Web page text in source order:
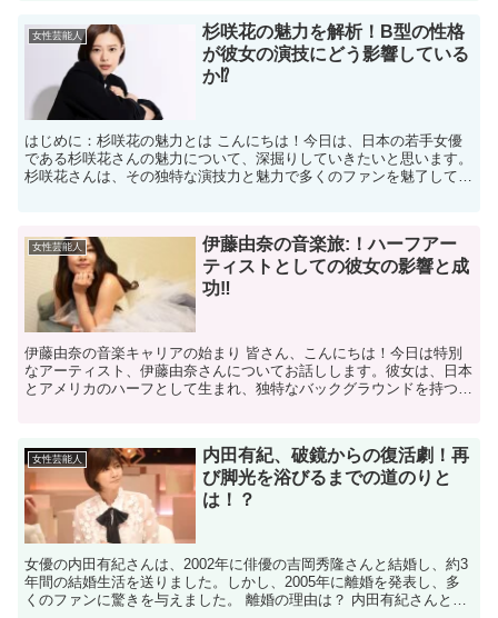
女性芸能人
杉咲花の魅力を解析！B型の性格
が彼女の演技にどう影響している
か⁉
はじめに：杉咲花の魅力とは こんにちは！今日は、日本の若手女優
である杉咲花さんの魅力について、深掘りしていきたいと思います。
杉咲花さんは、その独特な演技力と魅力で多くのファンを魅了してい
女性芸能人
伊藤由奈の音楽旅:！ハーフアー
ティストとしての彼女の影響と成
功‼
伊藤由奈の音楽キャリアの始まり 皆さん、こんにちは！今日は特別
なアーティスト、伊藤由奈さんについてお話しします。彼女は、日本
とアメリカのハーフとして生まれ、独特なバックグラウンドを持つ才
女性芸能人
内田有紀、破鏡からの復活劇！再
び脚光を浴びるまでの道のりと
は！？
女優の内田有紀さんは、2002年に俳優の吉岡秀隆さんと結婚し、約3
年間の結婚生活を送りました。しかし、2005年に離婚を発表し、多
くのファンに驚きを与えました。 離婚の理由は？ 内田有紀さんと吉